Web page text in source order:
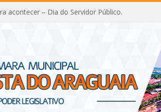
acontecer – Dia do Servidor Público.